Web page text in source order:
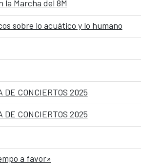
la Marcha del 8M
sobre lo acuático y lo humano
CONCIERTOS 2025
CONCIERTOS 2025
a favor»